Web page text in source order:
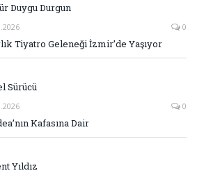
Duygu Durgun
0
Tiyatro Geleneği İzmir’de Yaşıyor
Sürücü
0
Kafasına Dair
Yıldız